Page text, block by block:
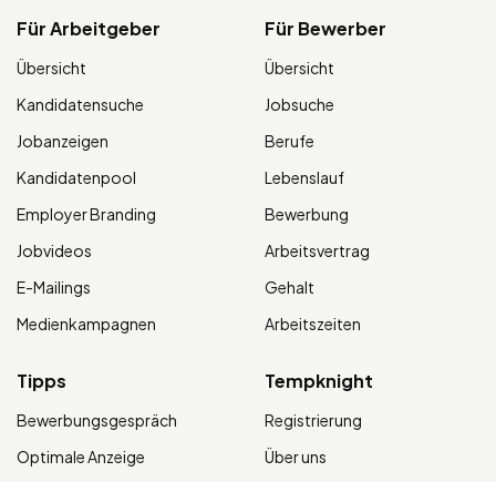
Für Arbeitgeber
Übersicht
Kandidatensuche
Jobanzeigen
Kandidatenpool
Employer Branding
Jobvideos
E-Mailings
Medienkampagnen
Für Bewerber
Übersicht
Jobsuche
Berufe
Lebenslauf
Bewerbung
Arbeitsvertrag
Gehalt
Arbeitszeiten
Tipps
Bewerbungsgespräch
Optimale Anzeige
Tempknight
Registrierung
Über uns